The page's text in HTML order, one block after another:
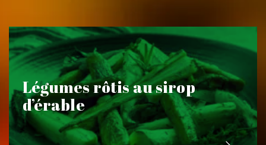
Légumes rôtis au sirop
d’érable